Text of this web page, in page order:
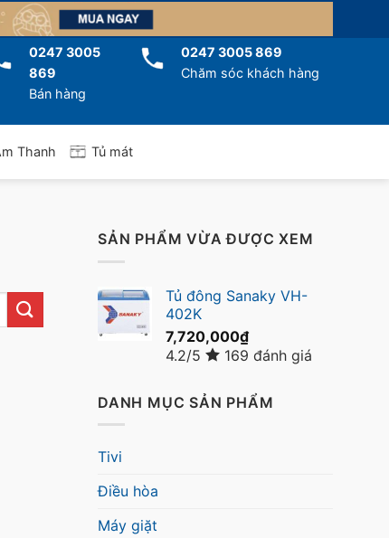
0247 3005
869
Bán hàng
0247 3005 869
Chăm sóc khách hàng
Thanh Tủ mát
SẢN PHẨM VỪA ĐƯỢC XEM
Tủ đông Sanaky VH-
402K
7,720,000₫
4.2/5
169 đánh giá
DANH MỤC SẢN PHẨM
Tivi
Điều hòa
Máy giặt